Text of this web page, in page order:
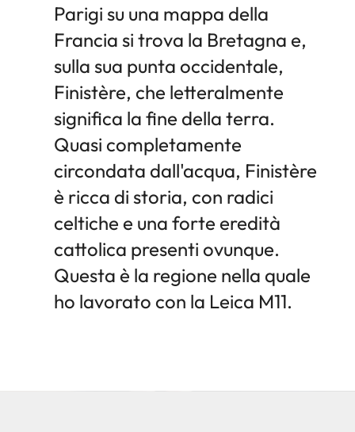
Parigi su una mappa della
Francia si trova la Bretagna e,
sulla sua punta occidentale,
Finistère, che letteralmente
significa la fine della terra.
Quasi completamente
circondata dall'acqua, Finistère
è ricca di storia, con radici
celtiche e una forte eredità
cattolica presenti ovunque.
Questa è la regione nella quale
ho lavorato con la Leica M11.